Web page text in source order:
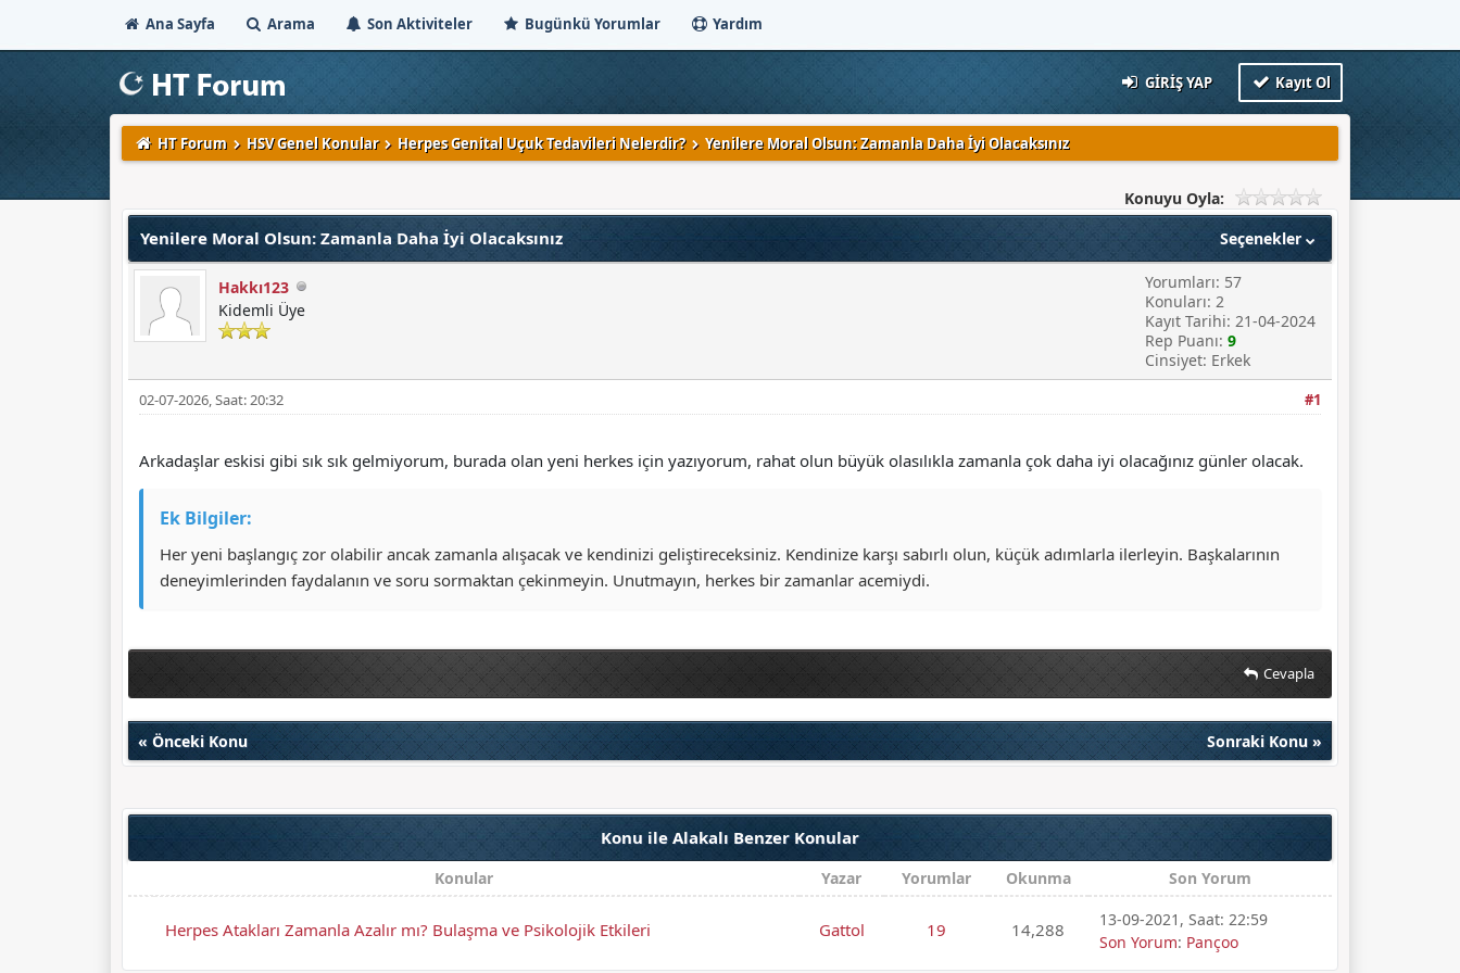
Ana Sayfa Arama Son Aktiviteler Bugünkü Yorumlar Yardım
GIRIŞ YAP Kayıt Ol
HT Forum HSV Genel Konular Herpes Genital Uçuk Tedavileri Nelerdir? Yenilere Moral Olsun: Zamanla Daha İyi Olacaksınız
Konuyu Oyla:
Seçenekler
Yenilere Moral Olsun: Zamanla Daha İyi Olacaksınız
Hakkı123
Kidemli Üye
Yorumları: 57
Konuları: 2
Kayıt Tarihi: 21-04-2024
Rep Puanı: 9
Cinsiyet: Erkek
#1
02-07-2026, Saat: 20:32
Arkadaşlar eskisi gibi sık sık gelmiyorum, burada olan yeni herkes için yazıyorum, rahat olun büyük olasılıkla zamanla çok daha iyi olacağınız günler olacak.
Ek Bilgiler:
Her yeni başlangıç zor olabilir ancak zamanla alışacak ve kendinizi geliştireceksiniz. Kendinize karşı sabırlı olun, küçük adımlarla ilerleyin. Başkalarının
deneyimlerinden faydalanın ve soru sormaktan çekinmeyin. Unutmayın, herkes bir zamanlar acemiydi.
Cevapla
«Önceki Konu Sonraki Konu»
Konu ile Alakalı Benzer Konular
Konular Yazar Yorumlar Okunma Son Yorum
Herpes Atakları Zamanla Azalır mı? Bulaşma ve Psikolojik Etkileri Gattol 19 14,288
13-09-2021, Saat: 22:59
Son Yorum: Pançoo